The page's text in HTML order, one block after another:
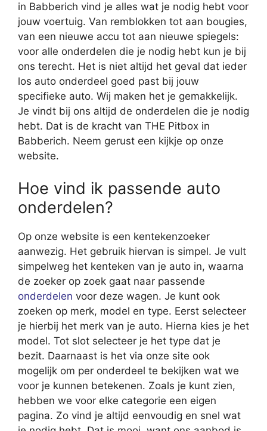
in Babberich vind je alles wat je nodig hebt voor
jouw voertuig. Van remblokken tot aan bougies,
van een nieuwe accu tot aan nieuwe spiegels:
voor alle onderdelen die je nodig hebt kun je bij
ons terecht. Het is niet altijd het geval dat ieder
los auto onderdeel goed past bij jouw
specifieke auto. Wij maken het je gemakkelijk.
Je vindt bij ons altijd de onderdelen die je nodig
hebt. Dat is de kracht van THE Pitbox in
Babberich. Neem gerust een kijkje op onze
website.
Hoe vind ik passende auto
onderdelen?
Op onze website is een kentekenzoeker
aanwezig. Het gebruik hiervan is simpel. Je vult
simpelweg het kenteken van je auto in, waarna
de zoeker op zoek gaat naar passende
onderdelen voor deze wagen. Je kunt ook
zoeken op merk, model en type. Eerst selecteer
je hierbij het merk van je auto. Hierna kies je het
model. Tot slot selecteer je het type dat je
bezit. Daarnaast is het via onze site ook
mogelijk om per onderdeel te bekijken wat we
voor je kunnen betekenen. Zoals je kunt zien,
hebben we voor elke categorie een eigen
pagina. Zo vind je altijd eenvoudig en snel wat